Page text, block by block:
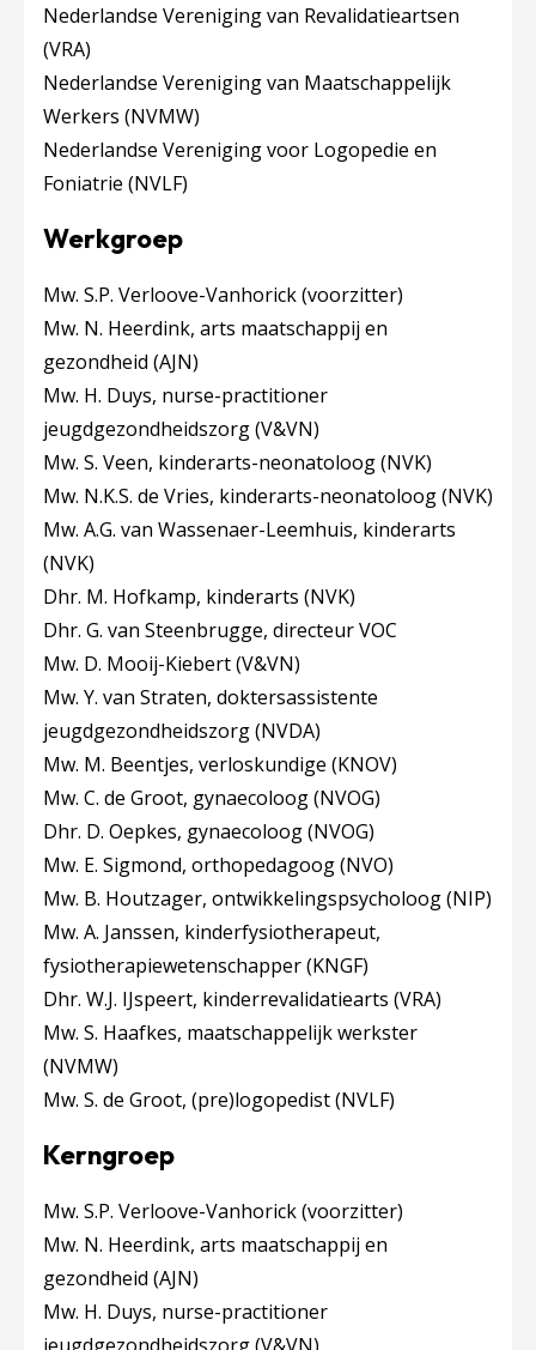
Nederlandse Vereniging van Revalidatieartsen
(VRA)
Nederlandse Vereniging van Maatschappelijk
Werkers (NVMW)
Nederlandse Vereniging voor Logopedie en
Foniatrie (NVLF)
Werkgroep
Mw. S.P. Verloove-Vanhorick (voorzitter)
Mw. N. Heerdink, arts maatschappij en
gezondheid (AJN)
Mw. H. Duys, nurse-practitioner
jeugdgezondheidszorg (V&VN)
Mw. S. Veen, kinderarts-neonatoloog (NVK)
Mw. N.K.S. de Vries, kinderarts-neonatoloog (NVK)
Mw. A.G. van Wassenaer-Leemhuis, kinderarts
(NVK)
Dhr. M. Hofkamp, kinderarts (NVK)
Dhr. G. van Steenbrugge, directeur VOC
Mw. D. Mooij-Kiebert (V&VN)
Mw. Y. van Straten, doktersassistente
jeugdgezondheidszorg (NVDA)
Mw. M. Beentjes, verloskundige (KNOV)
Mw. C. de Groot, gynaecoloog (NVOG)
Dhr. D. Oepkes, gynaecoloog (NVOG)
Mw. E. Sigmond, orthopedagoog (NVO)
Mw. B. Houtzager, ontwikkelingspsycholoog (NIP)
Mw. A. Janssen, kinderfysiotherapeut,
fysiotherapiewetenschapper (KNGF)
Dhr. W.J. IJspeert, kinderrevalidatiearts (VRA)
Mw. S. Haafkes, maatschappelijk werkster
(NVMW)
Mw. S. de Groot, (pre)logopedist (NVLF)
Kerngroep
Mw. S.P. Verloove-Vanhorick (voorzitter)
Mw. N. Heerdink, arts maatschappij en
gezondheid (AJN)
Mw. H. Duys, nurse-practitioner